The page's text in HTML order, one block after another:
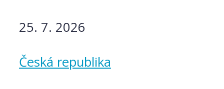
25. 7. 2026
Česká republika